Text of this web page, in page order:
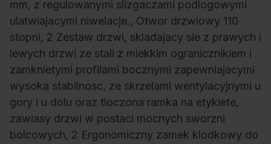
mm, z regulowanymi slizgaczami podlogowymi
ulatwiajacymi niwelacje., Otwor drzwiowy 110
stopni, 2 Zestaw drzwi, skladajacy sie z prawych i
lewych drzwi ze stali z miekkim ogranicznikiem i
zamknietymi profilami bocznymi zapewniajacymi
wysoka stabilnosc, ze skrzelami wentylacyjnymi u
gory i u dolu oraz tloczona ramka na etykiete,
zawiasy drzwi w postaci mocnych sworzni
bolcowych, 2 Ergonomiczny zamek klodkowy do